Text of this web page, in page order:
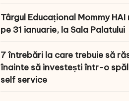
Târgul Educațional Mommy HAI
pe 31 ianuarie, la Sala Palatului
7 întrebări la care trebuie să
înainte să investești într-o
self service